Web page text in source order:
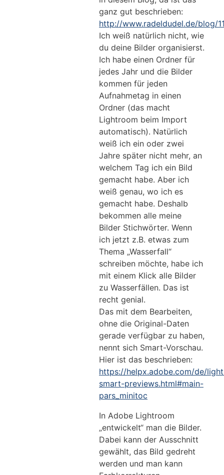
ganz gut beschrieben:
http://www.radeldudel.de/blog/
Ich weiß natürlich nicht, wie
du deine Bilder organisierst.
Ich habe einen Ordner für
jedes Jahr und die Bilder
kommen für jeden
Aufnahmetag in einen
Ordner (das macht
Lightroom beim Import
automatisch). Natürlich
weiß ich ein oder zwei
Jahre später nicht mehr, an
welchem Tag ich ein Bild
gemacht habe. Aber ich
weiß genau, wo ich es
gemacht habe. Deshalb
bekommen alle meine
Bilder Stichwörter. Wenn
ich jetzt z.B. etwas zum
Thema „Wasserfall“
schreiben möchte, habe ich
mit einem Klick alle Bilder
zu Wasserfällen. Das ist
recht genial.
Das mit dem Bearbeiten,
ohne die Original-Daten
gerade verfügbar zu haben,
nennt sich Smart-Vorschau.
Hier ist das beschrieben:
https://helpx.adobe.com/de/
smart-previews.html#main-
pars_minitoc
In Adobe Lightroom
„entwickelt“ man die Bilder.
Dabei kann der Ausschnitt
gewählt, das Bild gedreht
werden und man kann